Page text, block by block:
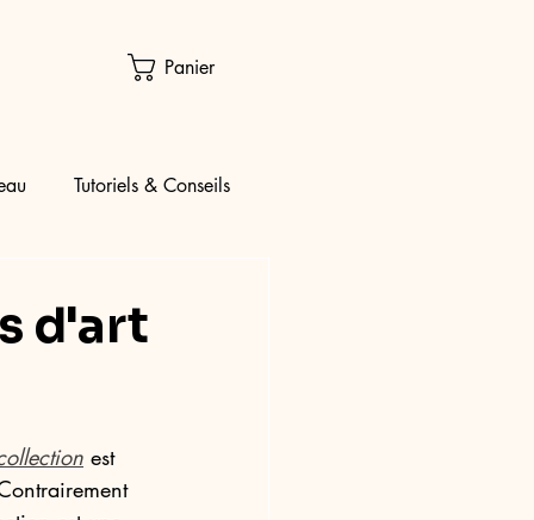
Panier
Tutoriels & Conseils
d'art
est